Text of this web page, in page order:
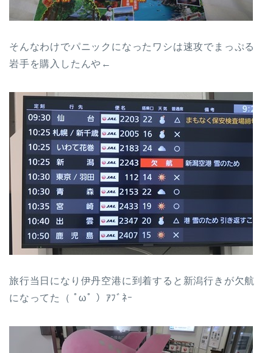
そんなわけでパニックになったワシは速攻でまっぷる
岩手を購入したんや←
旅行当日になり伊丹空港に到着すると新潟行きが欠航
になってた（ ﾟωﾟ ）ｱﾌﾞﾈｰ